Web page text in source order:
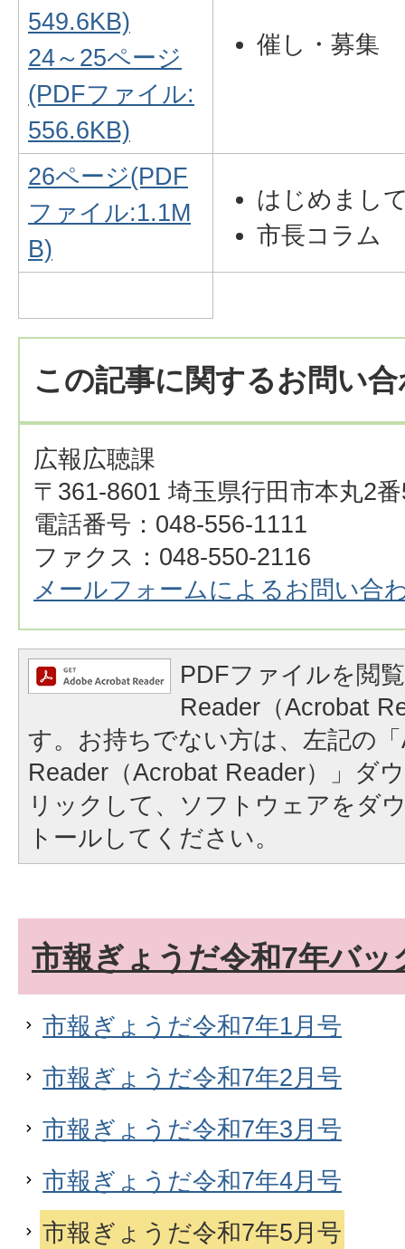
549.6KB)
24～25ページ
(PDFファイル:
556.6KB)
催し・募集
26ページ(PDF
ファイル:1.1M
B)
はじめまし
市長コラム
この記事に関するお問い
広報広聴課
〒361-8601 埼玉県行田市本丸2
電話番号：048-556-1111
ファクス：048-550-2116
メールフォームによるお問い合
PDFファイルを閲
Reader（Acrobat
す。お持ちでない方は、左記の
Reader（Acrobat Reader）」ダ
リックして、ソフトウェアをダ
トールしてください。
市報ぎょうだ令和7年バッ
市報ぎょうだ令和7年1月号
市報ぎょうだ令和7年2月号
市報ぎょうだ令和7年3月号
市報ぎょうだ令和7年4月号
市報ぎょうだ令和7年5月号